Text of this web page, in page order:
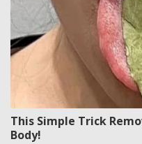
This Simple Trick
Body!